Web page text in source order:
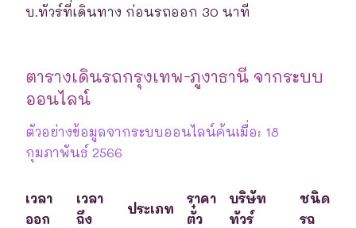
บ.ทัวร์ที่เดินทาง ก่อนรถออก 30 นาที
ตารางเดินรถกรุงเทพ-ภูงาธานี จากระบบ
ออนไลน์
ตัวอย่างข้อมูลจากระบบออนไลน์ค้นเมื่อ: 18
กุมภาพันธ์ 2566
เวลา
ออก
เวลา
ถึง
ประเภท
ราคา
ตั๋ว
บริษัท
ทัวร์
ชนิด
รถ